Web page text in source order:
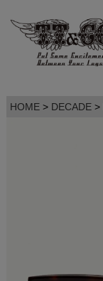
HOME DECADE